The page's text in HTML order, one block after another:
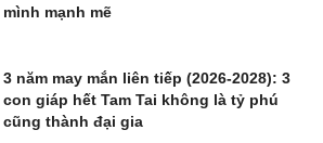
mình mạnh mẽ
3 năm may mắn liên tiếp (2026-2028): 3
con giáp hết Tam Tai không là tỷ phú
cũng thành đại gia